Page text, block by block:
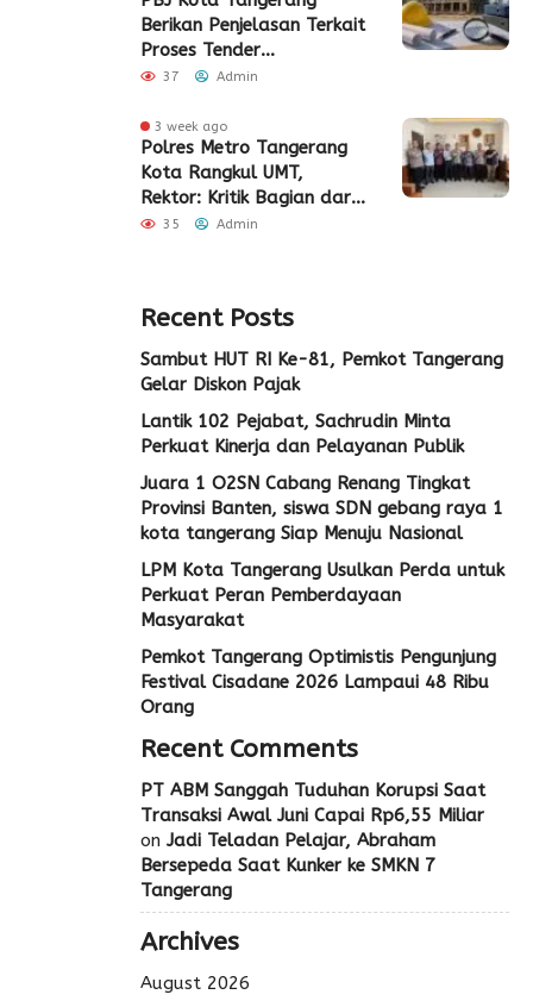
Berikan Penjelasan Terkait
Proses Tender
Pembangunan Eks Pabrik
37 Admin
3 week ago
Polres Metro Tangerang
Kota Rangkul UMT,
Rektor: Kritik Bagian dari
Demokrasi
35 Admin
Recent Posts
Sambut HUT RI Ke-81, Pemkot Tangerang
Gelar Diskon Pajak
Lantik 102 Pejabat, Sachrudin Minta
Perkuat Kinerja dan Pelayanan Publik
Juara 1 O2SN Cabang Renang Tingkat
Provinsi Banten, siswa SDN gebang raya 1
kota tangerang Siap Menuju Nasional
LPM Kota Tangerang Usulkan Perda untuk
Perkuat Peran Pemberdayaan
Masyarakat
Pemkot Tangerang Optimistis Pengunjung
Festival Cisadane 2026 Lampaui 48 Ribu
Orang
Recent Comments
PT ABM Sanggah Tuduhan Korupsi Saat
Transaksi Awal Juni Capai Rp6,55 Miliar
on Jadi Teladan Pelajar, Abraham
Bersepeda Saat Kunker ke SMKN 7
Tangerang
Archives
August 2026